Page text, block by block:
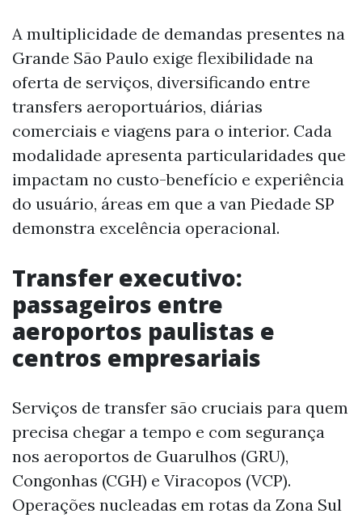
A multiplicidade de demandas presentes na
Grande São Paulo exige flexibilidade na
oferta de serviços, diversificando entre
transfers aeroportuários, diárias
comerciais e viagens para o interior. Cada
modalidade apresenta particularidades que
impactam no custo-benefício e experiência
do usuário, áreas em que a van Piedade SP
demonstra excelência operacional.
Transfer executivo:
passageiros entre
aeroportos paulistas e
centros empresariais
Serviços de transfer são cruciais para quem
precisa chegar a tempo e com segurança
nos aeroportos de Guarulhos (GRU),
Congonhas (CGH) e Viracopos (VCP).
Operações nucleadas em rotas da Zona Sul